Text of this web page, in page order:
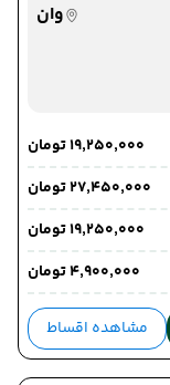
وان
۱۹٬۲۵۰٬۰۰۰ تومان
۲۷٬۴۵۰٬۰۰۰ تومان
۱۹٬۲۵۰٬۰۰۰ تومان
۴٬۹۰۰٬۰۰۰ تومان
مشاهده اقساط